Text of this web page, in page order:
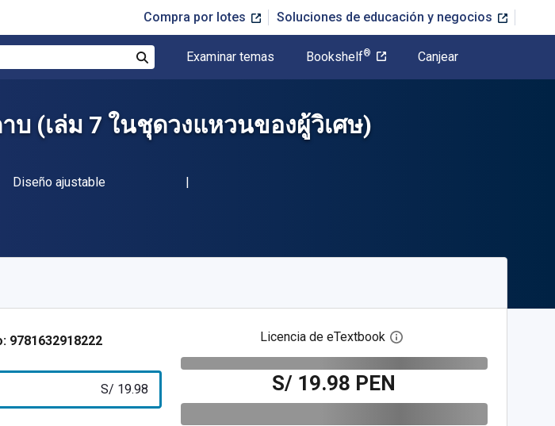
Compra por lotes Soluciones de educación y negocios
Examinar temas Bookshelf® Canjear
บ (เล่ม 7 ในชุดวงแหวนของผู้วิเศษ)
Formato
Diseño ajustable
9781632918222
S/ 19.98
Licencia de eTextbook Abre el cuadro de diálogo
S/ 19.98 PEN